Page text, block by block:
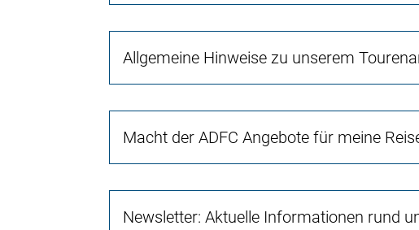
Allgemeine Hinweise zu unserem
Macht der ADFC Angebote für meine
Newsletter: Aktuelle Informationen rund